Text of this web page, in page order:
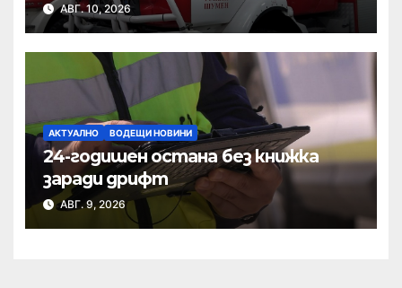
база
АВГ. 10, 2026
АКТУАЛНО ВОДЕЩИ НОВИНИ
24-годишен остана без книжка
заради дрифт
АВГ. 9, 2026